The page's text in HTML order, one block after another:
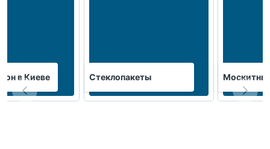
в Киеве Стеклопакеты